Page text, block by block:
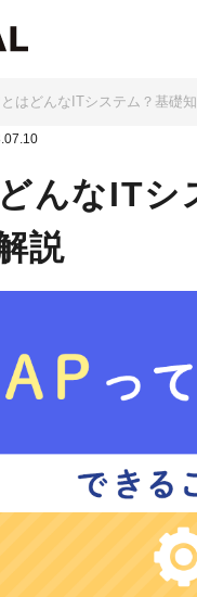
はどんなITシステム？基礎
んなITシ
説